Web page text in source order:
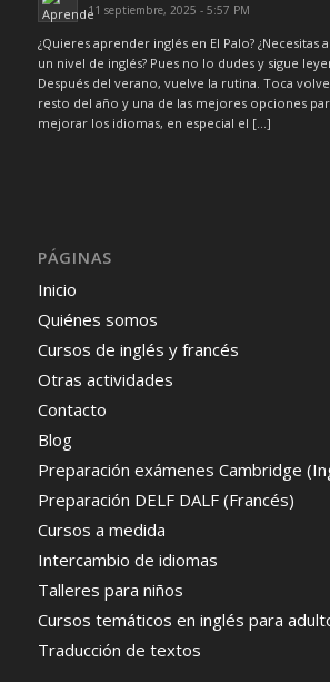
11 septiembre, 2025 - 5:57 PM
¿Quieres aprender inglés en El Palo?
un nivel de inglés? Pues no lo dudes y sigue
Después del verano, vuelve la rutina. Toca
resto del año y una de las mejores opciones
mejorar los idiomas, en especial el […]
PÁGINAS
Inicio
Quiénes somos
Cursos de inglés y francés
Otras actividades
Contacto
Blog
Preparación exámenes Cambridge
Preparación DELF DALF (Francés)
Cursos a medida
Intercambio de idiomas
Talleres para niños
Cursos temáticos en inglés para
Traducción de textos